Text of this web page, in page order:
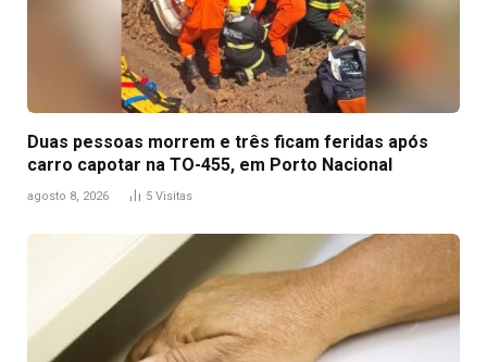
Duas pessoas morrem e três ficam feridas após
carro capotar na TO-455, em Porto Nacional
agosto 8, 2026 5 Visitas